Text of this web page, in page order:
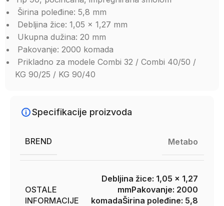
Širina poleđine: 5,8 mm
Debljina žice: 1,05 x 1,27 mm
Ukupna dužina: 20 mm
Pakovanje: 2000 komada
Prikladno za modele Combi 32 / Combi 40/50 /
KG 90/25 / KG 90/40
Specifikacije proizvoda
BREND Metabo
OSTALE
INFORMACIJE
Debljina žice: 1,05 x 1,27
mmPakovanje: 2000
komadaŠirina poleđine: 5,8